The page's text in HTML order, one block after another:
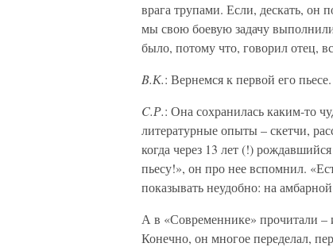
врага трупами. Если, дескать, он
мы свою боевую задачу
было, потому что, говорил отец,
B.К.: Вернемся к первой его
C.Р.: Она сохранилась каким-то
литературные опыты – скетчи,
когда через 13 лет (!)
пьесу!», он про нее вспомнил.
показывать неудобно: на
А в «Современнике» прочитали –
Конечно, он многое переделал,